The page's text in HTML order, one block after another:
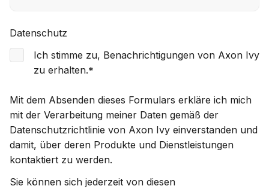
Datenschutz
Ich stimme zu, Benachrichtigungen von Axon Ivy
zu erhalten.*
Mit dem Absenden dieses Formulars erkläre ich mich
mit der Verarbeitung meiner Daten gemäß der
Datenschutzrichtlinie von Axon Ivy einverstanden und
damit, über deren Produkte und Dienstleistungen
kontaktiert zu werden.
Sie können sich jederzeit von diesen